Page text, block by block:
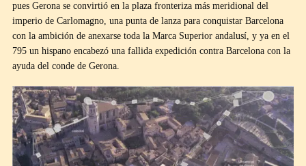
pues Gerona se convirtió en la plaza fronteriza más meridional del
imperio de Carlomagno, una punta de lanza para conquistar Barcelona
con la ambición de anexarse toda la Marca Superior andalusí, y ya en el
795 un hispano encabezó una fallida expedición contra Barcelona con la
ayuda del conde de Gerona.